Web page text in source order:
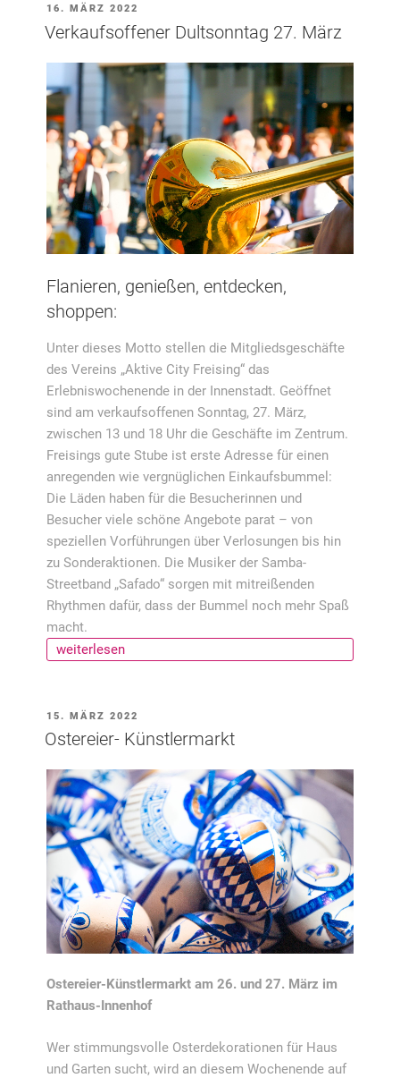
VERÖFFENTLICHT
AM
16. MÄRZ 2022
Verkaufsoffener Dultsonntag 27. März
Flanieren, genießen, entdecken,
shoppen:
Unter dieses Motto stellen die Mitgliedsgeschäfte
des Vereins „Aktive City Freising“ das
Erlebniswochenende in der Innenstadt. Geöffnet
sind am verkaufsoffenen Sonntag, 27. März,
zwischen 13 und 18 Uhr die Geschäfte im Zentrum.
Freisings gute Stube ist erste Adresse für einen
anregenden wie vergnüglichen Einkaufsbummel:
Die Läden haben für die Besucherinnen und
Besucher viele schöne Angebote parat – von
speziellen Vorführungen über Verlosungen bis hin
zu Sonderaktionen. Die Musiker der Samba-
Streetband „Safado“ sorgen mit mitreißenden
Rhythmen dafür, dass der Bummel noch mehr Spaß
macht.
„Verkaufsoffener
März“
weiterlesen
VERÖFFENTLICHT
AM
15. MÄRZ 2022
Ostereier- Künstlermarkt
Ostereier-Künstlermarkt am 26. und 27. März im
Rathaus-Innenhof
Wer stimmungsvolle Osterdekorationen für Haus
und Garten sucht, wird an diesem Wochenende auf